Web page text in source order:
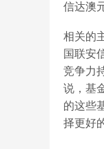
信达澳
相关的
国联安
竞争力
说，基
的这些
择更好